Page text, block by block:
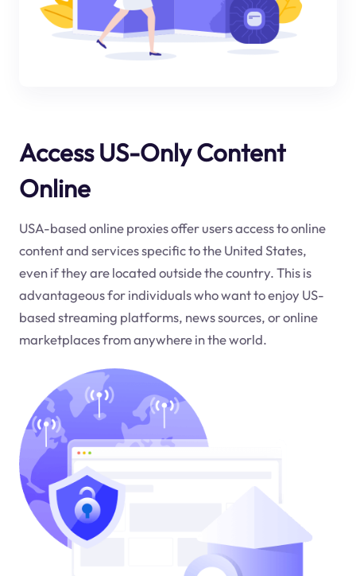
Access US-Only Content
Online
USA-based online proxies offer users access to online
content and services specific to the United States,
even if they are located outside the country. This is
advantageous for individuals who want to enjoy US-
based streaming platforms, news sources, or online
marketplaces from anywhere in the world.